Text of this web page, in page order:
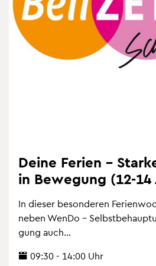
Deine Fe­ri­en –
in Be­we­gung (12-14
In die­ser be­son­de­ren
neben WenDo –
gung auch...
09:30 - 14:00 Uhr